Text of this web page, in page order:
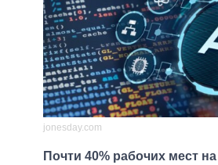
jonesday.com
Почти 40% рабочих мест